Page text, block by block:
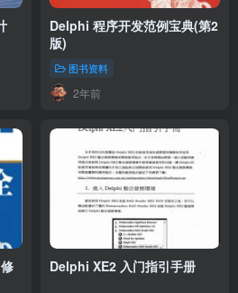
Delphi 程序开发范例宝典(第2
版)
图书资料
2年前
Delphi XE2 入门指引手册